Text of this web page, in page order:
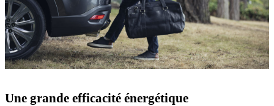
Une grande efficacité énergétique